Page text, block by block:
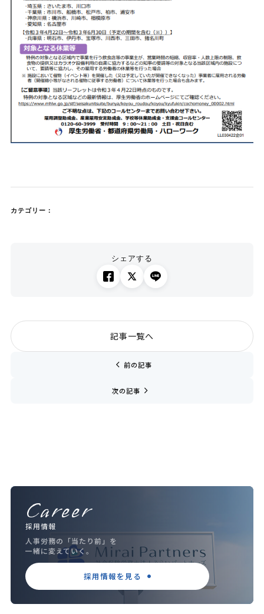
カテゴリー：
シェアする
chevron_left 前の記事
記事一覧へ
次の記事 navigate_next
Career
採用情報
人事労務の「当たり前」を
一緒に変えていく。
採用情報を見る